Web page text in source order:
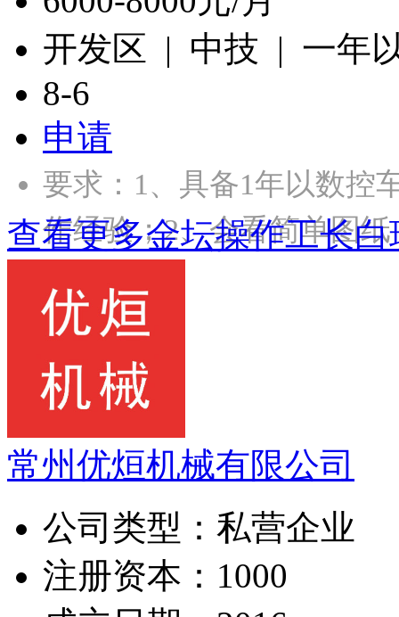
开发区 | 中技 | 一年
8-6
申请
要求：1、具备1年以数控
作经验；2、会看简单图
查看更多金坛操作工长
常州优烜机械有限公司
公司类型： 私营企业
注册资本： 1000